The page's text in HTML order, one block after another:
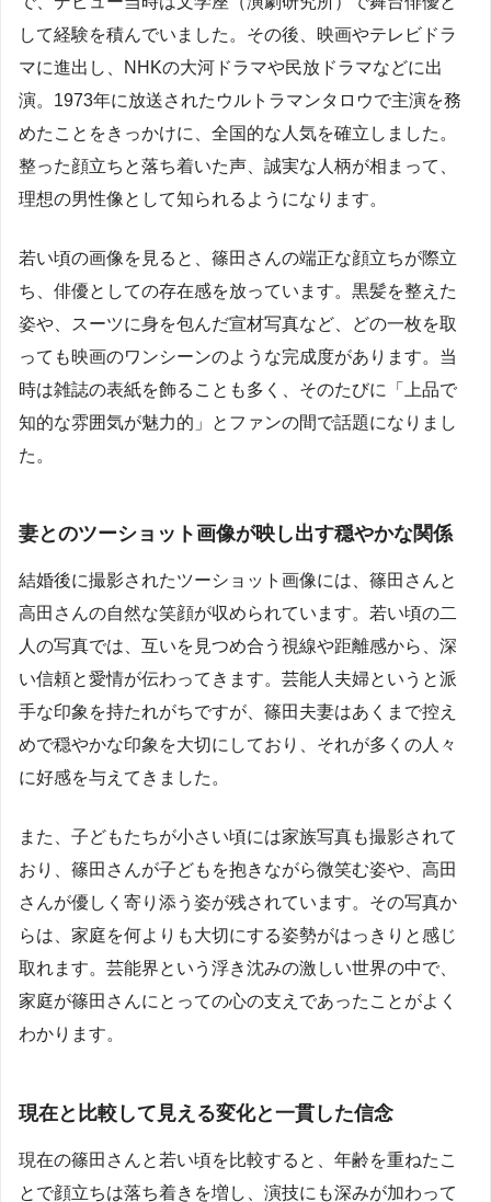
して経験を積んでいました。その後、映画やテレビドラ
マに進出し、NHKの大河ドラマや民放ドラマなどに出
演。1973年に放送されたウルトラマンタロウで主演を務
めたことをきっかけに、全国的な人気を確立しました。
整った顔立ちと落ち着いた声、誠実な人柄が相まって、
理想の男性像として知られるようになります。
若い頃の画像を見ると、篠田さんの端正な顔立ちが際立
ち、俳優としての存在感を放っています。黒髪を整えた
姿や、スーツに身を包んだ宣材写真など、どの一枚を取
っても映画のワンシーンのような完成度があります。当
時は雑誌の表紙を飾ることも多く、そのたびに「上品で
知的な雰囲気が魅力的」とファンの間で話題になりまし
た。
妻とのツーショット画像が映し出す穏やかな関係
結婚後に撮影されたツーショット画像には、篠田さんと
高田さんの自然な笑顔が収められています。若い頃の二
人の写真では、互いを見つめ合う視線や距離感から、深
い信頼と愛情が伝わってきます。芸能人夫婦というと派
手な印象を持たれがちですが、篠田夫妻はあくまで控え
めで穏やかな印象を大切にしており、それが多くの人々
に好感を与えてきました。
また、子どもたちが小さい頃には家族写真も撮影されて
おり、篠田さんが子どもを抱きながら微笑む姿や、高田
さんが優しく寄り添う姿が残されています。その写真か
らは、家庭を何よりも大切にする姿勢がはっきりと感じ
取れます。芸能界という浮き沈みの激しい世界の中で、
家庭が篠田さんにとっての心の支えであったことがよく
わかります。
現在と比較して見える変化と一貫した信念
現在の篠田さんと若い頃を比較すると、年齢を重ねたこ
とで顔立ちは落ち着きを増し、演技にも深みが加わって